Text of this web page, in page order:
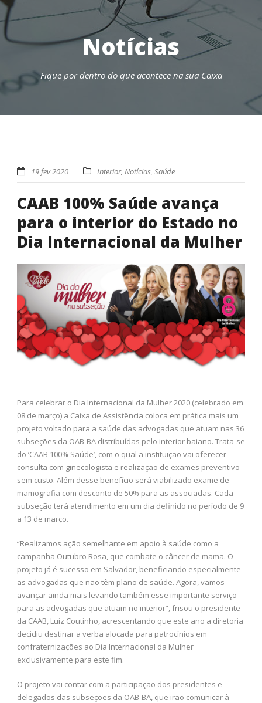
Notícias
Fique por dentro do que acontece na sua Caixa
19 fev 2020 Interior, Notícias, Saúde
CAAB 100% Saúde avança
para o interior do Estado no
Dia Internacional da Mulher
Para celebrar o Dia Internacional da Mulher 2020 (celebrado em
08 de março) a Caixa de Assistência coloca em prática mais um
projeto voltado para a saúde das advogadas que atuam nas 36
subseções da OAB-BA distribuídas pelo interior baiano. Trata-se
do ‘CAAB 100% Saúde’, com o qual a instituição vai oferecer
consulta com ginecologista e realização de exames preventivo
sem custo. Além desse benefício será viabilizado exame de
mamografia com desconto de 50% para as associadas. Cada
subseção terá atendimento em um dia definido no período de 9
a 13 de março.
“Realizamos ação semelhante em apoio à saúde como a
campanha Outubro Rosa, que combate o câncer de mama. O
projeto já é sucesso em Salvador, beneficiando especialmente
as advogadas que não têm plano de saúde. Agora, vamos
avançar ainda mais levando também esse importante serviço
para as advogadas que atuam no interior”, frisou o presidente
da CAAB, Luiz Coutinho, acrescentando que este ano a diretoria
decidiu destinar a verba alocada para patrocínios em
confraternizações ao Dia Internacional da Mulher
exclusivamente para este fim.
O projeto vai contar com a participação dos presidentes e
delegados das subseções da OAB-BA, que irão comunicar à